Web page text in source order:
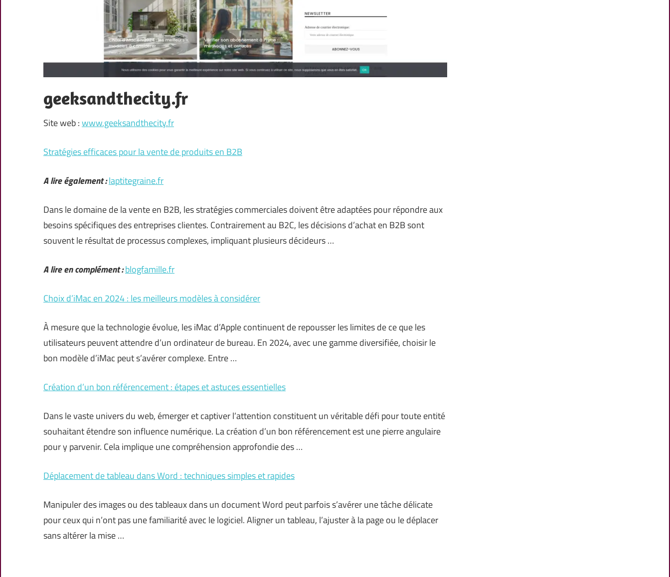
geeksandthecity.fr
Site web :www.geeksandthecity.fr
Stratégies efficaces pour la vente de produits en B2B
A lire également :laptitegraine.fr
Dans le domaine de la vente en B2B, les stratégies commerciales doivent être adaptées pour répondre aux
besoins spécifiques des entreprises clientes. Contrairement au B2C, les décisions d’achat en B2B sont
souvent le résultat de processus complexes, impliquant plusieurs décideurs …
A lire en complément :blogfamille.fr
Choix d’iMac en 2024 : les meilleurs modèles à considérer
À mesure que la technologie évolue, les iMac d’Apple continuent de repousser les limites de ce que les
utilisateurs peuvent attendre d’un ordinateur de bureau. En 2024, avec une gamme diversifiée, choisir le
bon modèle d’iMac peut s’avérer complexe. Entre …
Création d’un bon référencement : étapes et astuces essentielles
Dans le vaste univers du web, émerger et captiver l’attention constituent un véritable défi pour toute entité
souhaitant étendre son influence numérique. La création d’un bon référencement est une pierre angulaire
pour y parvenir. Cela implique une compréhension approfondie des …
Déplacement de tableau dans Word : techniques simples et rapides
Manipuler des images ou des tableaux dans un document Word peut parfois s’avérer une tâche délicate
pour ceux qui n’ont pas une familiarité avec le logiciel. Aligner un tableau, l’ajuster à la page ou le déplacer
sans altérer la mise …